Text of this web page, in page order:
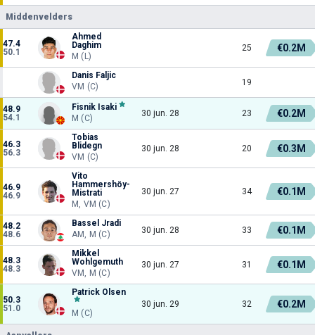
Middenvelders
47.4
50.1
Ahmed
Daghim
M (L)
25 €0.2M
Danis Faljic
VM (C)
19
48.9
54.1
Fisnik Isaki
M (C)
30 jun. 28 23 €0.2M
46.3
56.3
Tobias
Blidegn
VM (C)
30 jun. 28 20 €0.3M
46.9
46.9
Vito
Hammershöy-
Mistrati
M, VM (C)
30 jun. 27 34 €0.1M
48.2
48.6
Bassel Jradi
AM, M (C)
30 jun. 28 33 €0.1M
48.3
48.3
Mikkel
Wohlgemuth
VM, M (C)
30 jun. 27 31 €0.1M
50.3
51.0
Patrick Olsen
M (C)
30 jun. 29 32 €0.2M